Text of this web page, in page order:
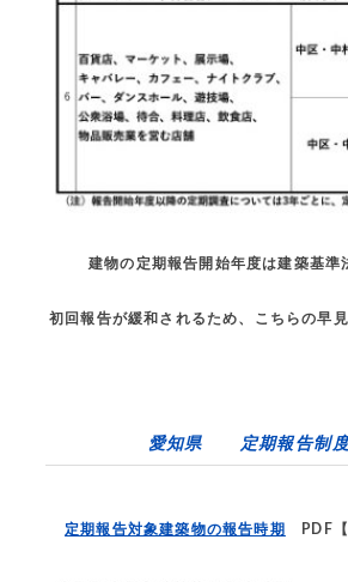
建物の定期報告開始年度は建築基準
初回報告が緩和されるため、こちらの早
愛知県 定期報告制度
定期報告対象建築物の報告時期 PDF【